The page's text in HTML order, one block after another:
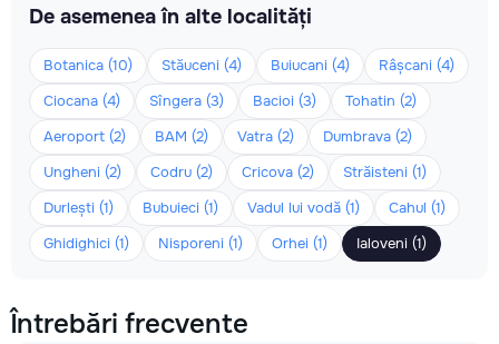
De asemenea în alte localități
Botanica (10) Stăuceni (4) Buiucani (4)
Râșcani (4)
Ciocana (4)
Sîngera (3) Bacioi (3)
Tohatin (2)
Aeroport (2)
BAM (2) Vatra (2)
Dumbrava (2)
Ungheni (2)
Codru (2) Cricova (2)
Străisteni (1)
Durlești (1)
Bubuieci (1) Vadul lui vodă (1)
Cahul (1)
Ghidighici (1)
Nisporeni (1) Orhei (1) Ialoveni (1)
Întrebări frecvente